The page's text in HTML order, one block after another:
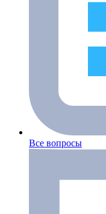
Все вопросы